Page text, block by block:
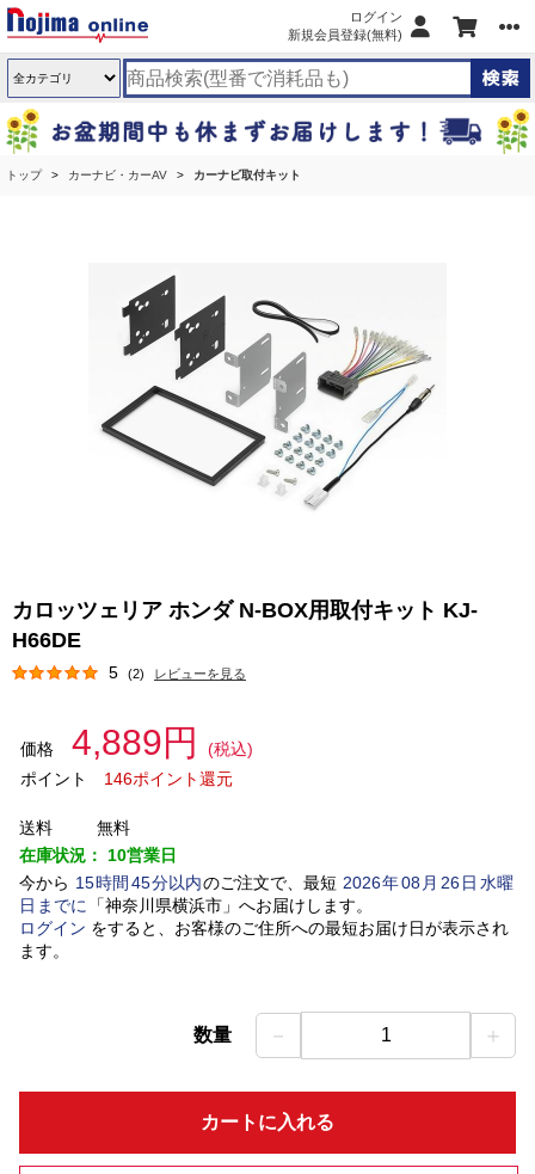
ログイン
新規会員登録(無料)
トップ カーナビ・カーAV カーナビ取付キット
カロッツェリア ホンダ N-BOX用取付キット KJ-
H66DE
5 (2) レビューを見る
価格 4,889円
(税込)
ポイント
146ポイント還元
送料
無料
在庫状況： 10営業日
今から 15時間 45分以内のご注文で、最短 2026年08 月 26日水曜
日 までに 「神奈川県横浜市」 へお届けします。
ログイン をすると、お客様のご住所への最短お届け日が表示され
ます。
数量 － 1 ＋
カートに入れる